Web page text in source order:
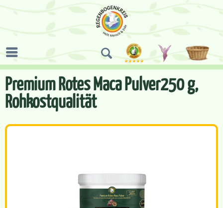
Premium Rotes Maca Pulver250 g,
Rohkostqualität